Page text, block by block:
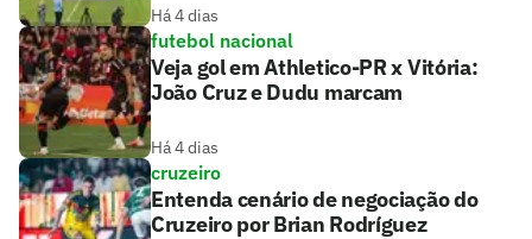
Há 4 dias
futebol nacional
Veja gol em Athletico-PR x Vitória:
João Cruz e Dudu marcam
Há 4 dias
cruzeiro
Entenda cenário de negociação do
Cruzeiro por Brian Rodríguez